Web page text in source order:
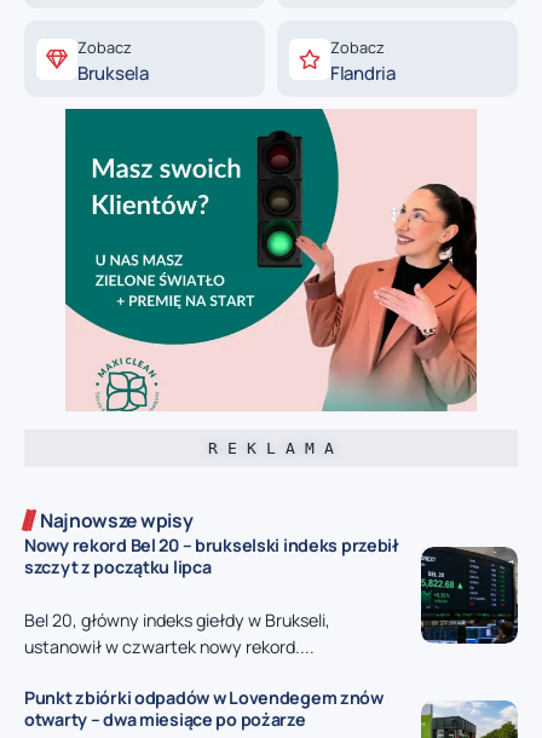
Zobacz
Bruksela
Zobacz
Flandria
R E K L A M A
Najnowsze wpisy
Nowy rekord Bel 20 – brukselski indeks przebił
szczyt z początku lipca
Bel 20, główny indeks giełdy w Brukseli,
ustanowił w czwartek nowy rekord....
Punkt zbiórki odpadów w Lovendegem znów
otwarty – dwa miesiące po pożarze